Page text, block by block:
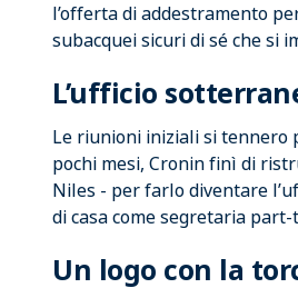
l’offerta di addestramento
subacquei sicuri di sé che si
L’ufficio
Le riunioni iniziali si tennero
pochi mesi, Cronin finì di
Niles - per farlo diventare
di casa come segretaria
Un logo con la